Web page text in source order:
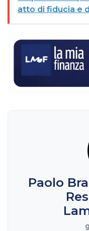
atto di fiducia e
Paolo